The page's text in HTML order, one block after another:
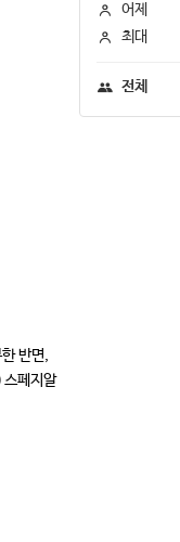
반면,
스페지알
어제
최대
전체